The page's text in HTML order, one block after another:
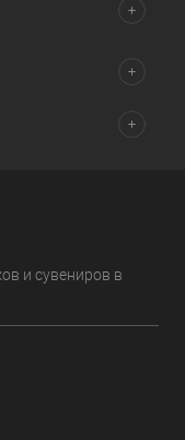
и сувениров в